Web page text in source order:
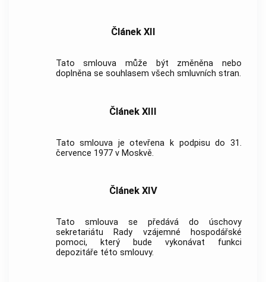
Článek XII
Tato smlouva může být změněna nebo
doplněna se souhlasem všech smluvních stran.
Článek XIII
Tato smlouva je otevřena k podpisu do 31.
července 1977 v Moskvě.
Článek XIV
Tato smlouva se předává do úschovy
sekretariátu Rady vzájemné hospodářské
pomoci, který bude vykonávat funkci
depozitáře této smlouvy.